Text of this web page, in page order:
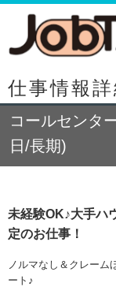
仕事情報詳
コールセンタ
日/長期)
未経験OK♪大手ハ
定のお仕事！
ノルマなし＆クレーム
ート♪